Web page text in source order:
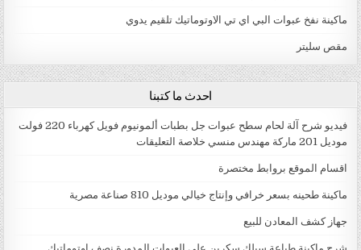
ماكينة نفخ عبوات البي اي تي الاوتوماتيك تلقيم يدوي
مقص سليتر
احدث ما كتبنا
فيديو شرح آلة لحام سطح عبوات جل بطبات ألمونيوم فويل كهرباء 220 فولت
موديل 201 ماركة مهندس منسي خلاصة التعليقات
اقسام الموقع بروابط مختصرة
ماكينة طحينه بسعر خرافي وإنتاج خيالي موديل 810 صناعة مصرية
جهاز كشف المعادن للبيع